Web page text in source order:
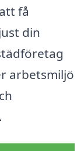
få
din
arbetsmiljö